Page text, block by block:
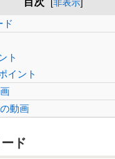
[非表示]
ド
ト
イント
動画
ド